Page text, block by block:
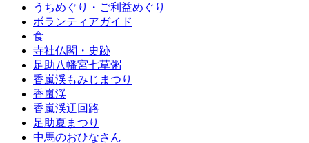
うちめぐり・ご利益めぐり
ボランティアガイド
食
寺社仏閣・史跡
足助八幡宮七草粥
香嵐渓もみじまつり
香嵐渓
香嵐渓迂回路
足助夏まつり
中馬のおひなさん